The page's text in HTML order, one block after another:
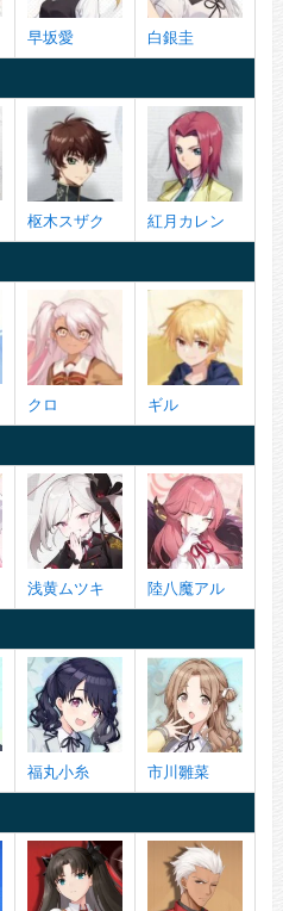
早坂愛 白銀圭
枢木スザク 紅月カレン
クロ ギル
浅黄ムツキ 陸八魔アル
福丸小糸 市川雛菜